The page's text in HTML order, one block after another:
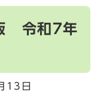
令和7年
13日